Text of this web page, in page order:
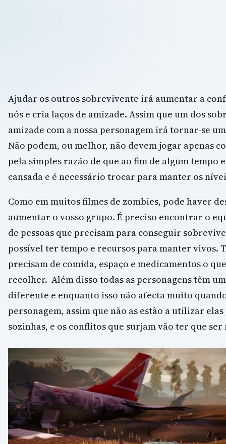
Ajudar os outros sobrevivente irá aumentar a
nós e cria laços de amizade. Assim que um dos
amizade com a nossa personagem irá tornar-se
Não podem, ou melhor, não devem jogar apenas
pela simples razão de que ao fim de algum tempo
cansada e é necessário trocar para manter os
Como em muitos filmes de zombies, pode haver
aumentar o vosso grupo. É preciso encontrar o
de pessoas que precisam para conseguir
possível ter tempo e recursos para manter vivos.
precisam de comida, espaço e medicamentos o
recolher. Além disso todas as personagens têm
diferente e enquanto isso não afecta muito
personagem, assim que não as estão a utilizar
sozinhas, e os conflitos que surjam vão ter que